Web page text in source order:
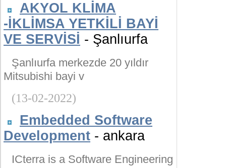
AKYOL KLİMA
-İKLİMSA YETKİLİ BAYİ
VE SERVİSİ - Şanlıurfa
Şanlıurfa merkezde 20 yıldır
Mitsubishi bayi v
(13-02-2022)
Embedded Software
Development - ankara
ICterra is a Software Engineering